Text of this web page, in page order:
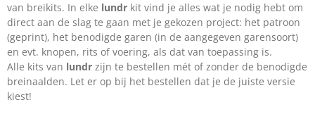
van breikits. In elke lundr kit vind je alles wat je nodig hebt om
direct aan de slag te gaan met je gekozen project: het patroon
(geprint), het benodigde garen (in de aangegeven garensoort)
en evt. knopen, rits of voering, als dat van toepassing is.
Alle kits van lundr zijn te bestellen mét of zonder de benodigde
breinaalden. Let er op bij het bestellen dat je de juiste versie
kiest!